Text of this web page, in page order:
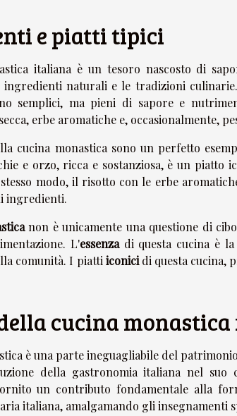
e piatti tipici
italiana è un tesoro nascosto di
naturali e le tradizioni
semplici, ma pieni di sapore e
erbe aromatiche e, occasionalmente,
cucina monastica sono un perfetto
e orzo, ricca e sostanziosa, è un piatto
modo, il risotto con le erbe
ingredienti.
non è unicamente una questione di
L'essenzadi questa cucina è
comunità. I piattiiconicidi questa cucina,
cucina
è una parte ineguagliabile del
della gastronomia italiana nel
un contributo fondamentale alla
italiana, amalgamando gli insegnamenti